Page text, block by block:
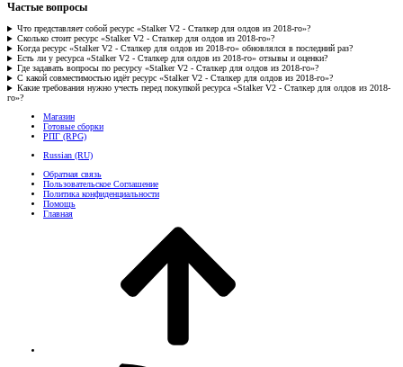
Частые вопросы
Что представляет собой ресурс «Stalker V2 - Сталкер для олдов из 2018-го»?
Сколько стоит ресурс «Stalker V2 - Сталкер для олдов из 2018-го»?
Когда ресурс «Stalker V2 - Сталкер для олдов из 2018-го» обновлялся в последний раз?
Есть ли у ресурса «Stalker V2 - Сталкер для олдов из 2018-го» отзывы и оценки?
Где задавать вопросы по ресурсу «Stalker V2 - Сталкер для олдов из 2018-го»?
С какой совместимостью идёт ресурс «Stalker V2 - Сталкер для олдов из 2018-го»?
Какие требования нужно учесть перед покупкой ресурса «Stalker V2 - Сталкер для олдов из 2018-
го»?
Магазин
Готовые сборки
РПГ (RPG)
Russian (RU)
Обратная связь
Пользовательское Соглашение
Политика конфиденциальности
Помощь
Главная